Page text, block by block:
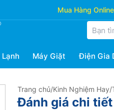
Mua Hàng
Lạnh Máy Giặt Điện Gia
Trang chủ/Kinh Nghiệm Hay/
Đánh giá chi